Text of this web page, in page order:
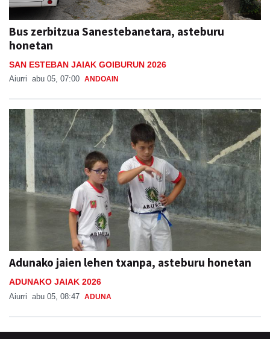
Bus zerbitzua Sanestebanetara, asteburu
honetan
SAN ESTEBAN JAIAK GOIBURUN 2026
Aiurri abu 05, 07:00 ANDOAIN
Adunako jaien lehen txanpa, asteburu honetan
ADUNAKO JAIAK 2026
Aiurri abu 05, 08:47 ADUNA